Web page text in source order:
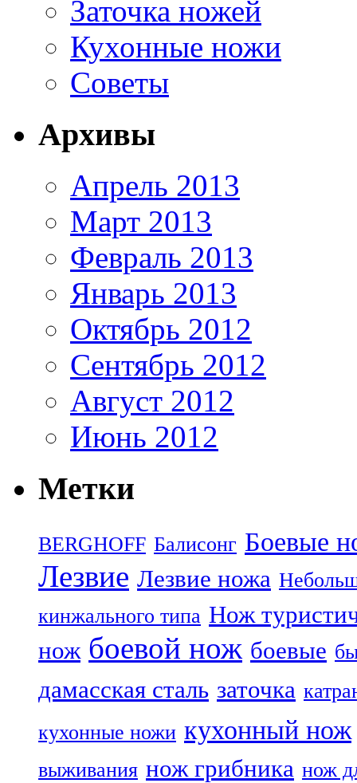
Заточка ножей
Кухонные ножи
Советы
Архивы
Апрель 2013
Март 2013
Февраль 2013
Январь 2013
Октябрь 2012
Сентябрь 2012
Август 2012
Июнь 2012
Метки
BERGHOFF Балисонг Боевые
Лезвие Лезвие ножа
кинжального типа Нож
нож боевой нож боевые
дамасская сталь заточка
кухонные ножи кухонный нож
выживания нож грибника нож